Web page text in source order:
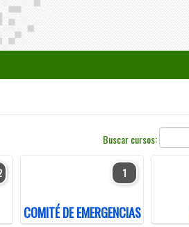
Buscar cursos:
1
COMITÉ DE EMERGENCIAS